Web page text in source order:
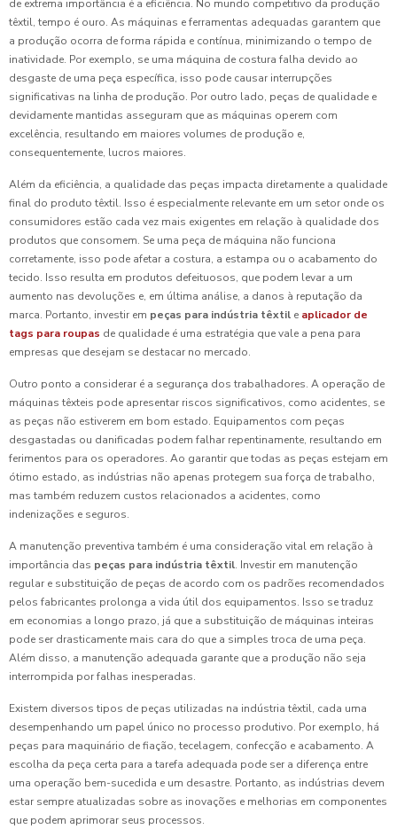
de extrema importância é a eficiência. No mundo competitivo da produção
têxtil, tempo é ouro. As máquinas e ferramentas adequadas garantem que
a produção ocorra de forma rápida e contínua, minimizando o tempo de
inatividade. Por exemplo, se uma máquina de costura falha devido ao
desgaste de uma peça específica, isso pode causar interrupções
significativas na linha de produção. Por outro lado, peças de qualidade e
devidamente mantidas asseguram que as máquinas operem com
excelência, resultando em maiores volumes de produção e,
consequentemente, lucros maiores.
Além da eficiência, a qualidade das peças impacta diretamente a qualidade
final do produto têxtil. Isso é especialmente relevante em um setor onde os
consumidores estão cada vez mais exigentes em relação à qualidade dos
produtos que consomem. Se uma peça de máquina não funciona
corretamente, isso pode afetar a costura, a estampa ou o acabamento do
tecido. Isso resulta em produtos defeituosos, que podem levar a um
aumento nas devoluções e, em última análise, a danos à reputação da
marca. Portanto, investir em peças para indústria têxtil e aplicador de
tags para roupas de qualidade é uma estratégia que vale a pena para
empresas que desejam se destacar no mercado.
Outro ponto a considerar é a segurança dos trabalhadores. A operação de
máquinas têxteis pode apresentar riscos significativos, como acidentes, se
as peças não estiverem em bom estado. Equipamentos com peças
desgastadas ou danificadas podem falhar repentinamente, resultando em
ferimentos para os operadores. Ao garantir que todas as peças estejam em
ótimo estado, as indústrias não apenas protegem sua força de trabalho,
mas também reduzem custos relacionados a acidentes, como
indenizações e seguros.
A manutenção preventiva também é uma consideração vital em relação à
importância das peças para indústria têxtil. Investir em manutenção
regular e substituição de peças de acordo com os padrões recomendados
pelos fabricantes prolonga a vida útil dos equipamentos. Isso se traduz
em economias a longo prazo, já que a substituição de máquinas inteiras
pode ser drasticamente mais cara do que a simples troca de uma peça.
Além disso, a manutenção adequada garante que a produção não seja
interrompida por falhas inesperadas.
Existem diversos tipos de peças utilizadas na indústria têxtil, cada uma
desempenhando um papel único no processo produtivo. Por exemplo, há
peças para maquinário de fiação, tecelagem, confecção e acabamento. A
escolha da peça certa para a tarefa adequada pode ser a diferença entre
uma operação bem-sucedida e um desastre. Portanto, as indústrias devem
estar sempre atualizadas sobre as inovações e melhorias em componentes
que podem aprimorar seus processos.